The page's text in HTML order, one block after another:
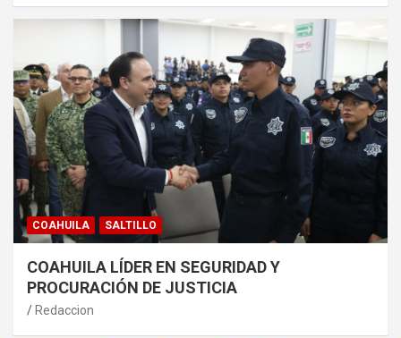
COAHUILA SALTILLO
COAHUILA LÍDER EN SEGURIDAD Y
PROCURACIÓN DE JUSTICIA
Redaccion